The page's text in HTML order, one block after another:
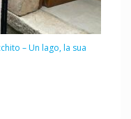
– Un lago, la sua